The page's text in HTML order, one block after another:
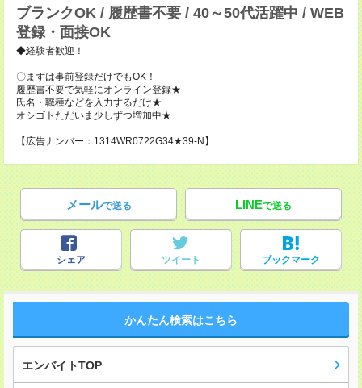
ブランクOK / 履歴書不要 / 40～50代活躍中 / WEB
登録・面接OK
◆経験者歓迎！
〇まずは事前登録だけでもOK！
履歴書不要で気軽にオンライン登録★
氏名・職種などを入力するだけ★
オシゴトただいま少しずつ増加中★
【広告ナンバー：1314WR0722G34★39-N】
メールで送る LINEで送る
シェア ツイート ブックマーク
かんたん検索はこちら
エンバイトTOP